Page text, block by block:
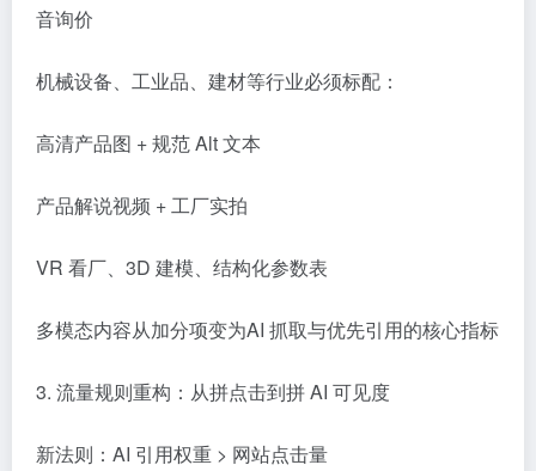
音询价
机械设备、工业品、建材等行业必须标配：
高清产品图 + 规范 Alt 文本
产品解说视频 + 工厂实拍
VR 看厂、3D 建模、结构化参数表
多模态内容从加分项变为AI 抓取与优先引用的核心指标
3. 流量规则重构：从拼点击到拼 AI 可见度
新法则：AI 引用权重 > 网站点击量